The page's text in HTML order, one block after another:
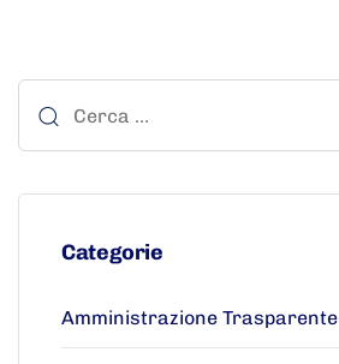
Categorie
Amministrazione Trasparente